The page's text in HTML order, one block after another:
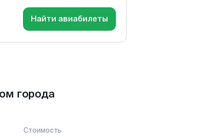
Найти авиабилеты
города
Стоимость